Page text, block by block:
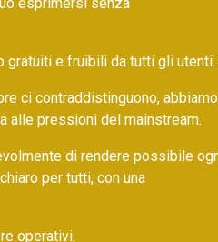
gratuiti e fruibili da tutti gli utenti.
ci contraddistinguono, abbiamo
alle pressioni del mainstream.
di rendere possibile
per tutti, con una
operativi.